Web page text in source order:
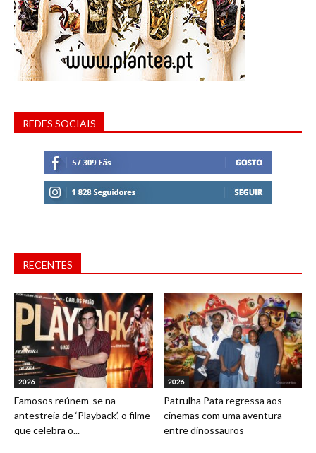
REDES SOCIAIS
RECENTES
2026
Famosos reúnem-se na
antestreia de ‘Playback’, o filme
que celebra o...
2026
Patrulha Pata regressa aos
cinemas com uma aventura
entre dinossauros